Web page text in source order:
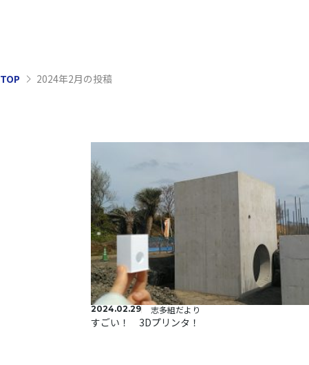
TOP 2024年2月の投稿
2024.02.29 志多組だより
すごい！ 3Dプリンタ！